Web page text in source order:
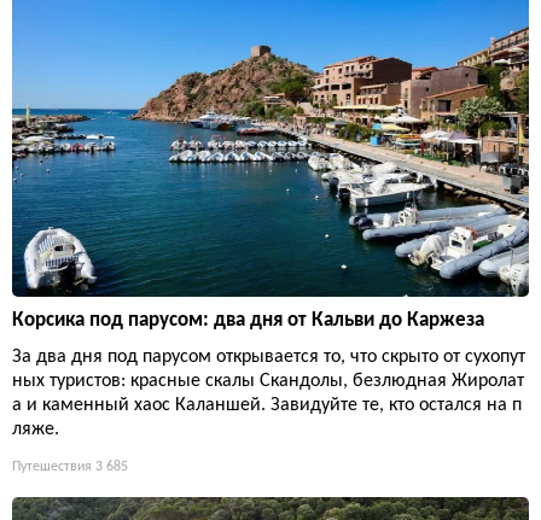
Корсика под парусом: два дня от Кальви до Каржеза
За два дня под парусом открывается то, что скрыто от сухопут
ных туристов: красные скалы Скандолы, безлюдная Жиролат
а и каменный хаос Каланшей. Завидуйте те, кто остался на п
ляже.
Путешествия 3 685